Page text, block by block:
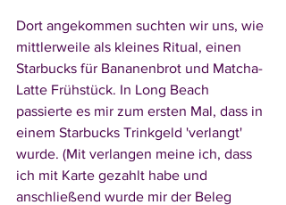
Dort angekommen suchten wir uns, wie
mittlerweile als kleines Ritual, einen
Starbucks für Bananenbrot und Matcha-
Latte Frühstück. In Long Beach
passierte es mir zum ersten Mal, dass in
einem Starbucks Trinkgeld 'verlangt'
wurde. (Mit verlangen meine ich, dass
ich mit Karte gezahlt habe und
anschließend wurde mir der Beleg